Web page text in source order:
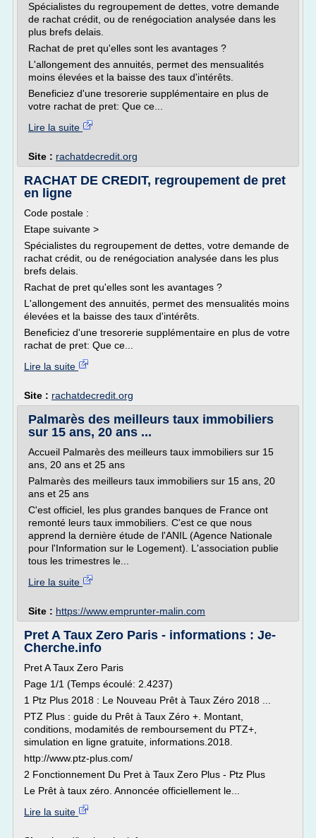
Spécialistes du regroupement de dettes, votre demande
de rachat crédit, ou de renégociation analysée dans les
plus brefs delais.
Rachat de pret qu'elles sont les avantages ?
L'allongement des annuités, permet des mensualités
moins élevées et la baisse des taux d'intérêts.
Beneficiez d'une tresorerie supplémentaire en plus de
votre rachat de pret: Que ce...
Lire la suite
Site : rachatdecredit.org
RACHAT DE CREDIT, regroupement de pret
en ligne
Code postale :
Etape suivante >
Spécialistes du regroupement de dettes, votre demande de
rachat crédit, ou de renégociation analysée dans les plus
brefs delais.
Rachat de pret qu'elles sont les avantages ?
L'allongement des annuités, permet des mensualités moins
élevées et la baisse des taux d'intérêts.
Beneficiez d'une tresorerie supplémentaire en plus de votre
rachat de pret: Que ce...
Lire la suite
Site : rachatdecredit.org
Palmarès des meilleurs taux immobiliers
sur 15 ans, 20 ans ...
Accueil Palmarès des meilleurs taux immobiliers sur 15
ans, 20 ans et 25 ans
Palmarès des meilleurs taux immobiliers sur 15 ans, 20
ans et 25 ans
C'est officiel, les plus grandes banques de France ont
remonté leurs taux immobiliers. C'est ce que nous
apprend la dernière étude de l'ANIL (Agence Nationale
pour l'Information sur le Logement). L'association publie
tous les trimestres le...
Lire la suite
Site : https://www.emprunter-malin.com
Pret A Taux Zero Paris - informations : Je-
Cherche.info
Pret A Taux Zero Paris
Page 1/1 (Temps écoulé: 2.4237)
1 Ptz Plus 2018 : Le Nouveau Prêt à Taux Zéro 2018 ...
PTZ Plus : guide du Prêt à Taux Zéro +. Montant,
conditions, modamités de remboursement du PTZ+,
simulation en ligne gratuite, informations.2018.
http://www.ptz-plus.com/
2 Fonctionnement Du Pret à Taux Zero Plus - Ptz Plus
Le Prêt à taux zéro. Annoncée officiellement le...
Lire la suite